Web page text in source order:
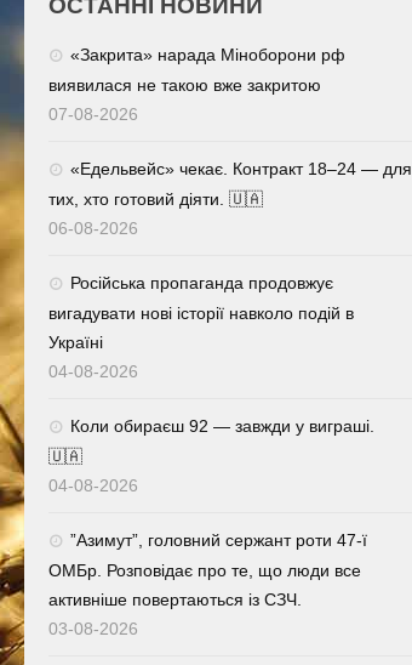
ОСТАННІ НОВИНИ
«Закрита» нарада Міноборони рф
виявилася не такою вже закритою
07-08-2026
«Едельвейс» чекає. Контракт 18–24 — для
тих, хто готовий діяти. 🇺🇦
06-08-2026
Російська пропаганда продовжує
вигадувати нові історії навколо подій в
Україні
04-08-2026
Коли обираєш 92 — завжди у виграші.
🇺🇦
04-08-2026
⁨”Азимут”, головний сержант роти 47-ї
ОМБр. Розповідає про те, що люди все
активніше повертаються із СЗЧ.
03-08-2026